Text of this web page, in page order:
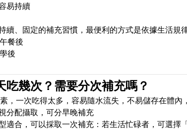
易持續
續、固定的補充習慣，最便利的方式是依據生活規
餐後
後
吃幾次？需要分次補充嗎？
，一次吃得太多，容易隨水流失，不易儲存在體內
分配攝取，可分早晚補充
適合，可以採取一次補充：若生活忙碌者，可選擇